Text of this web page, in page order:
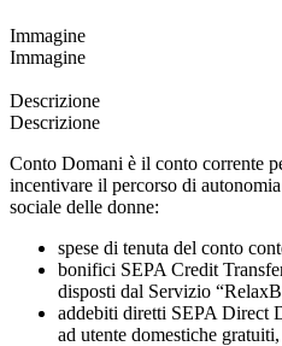
Immagine
Immagine
Descrizione
Descrizione
Conto Domani è il conto corrente
incentivare il percorso di
sociale delle donne:
spese di tenuta del conto
bonifici SEPA Credit
disposti dal Servizio
addebiti diretti SEPA Direct
ad utente domestiche gratuiti,